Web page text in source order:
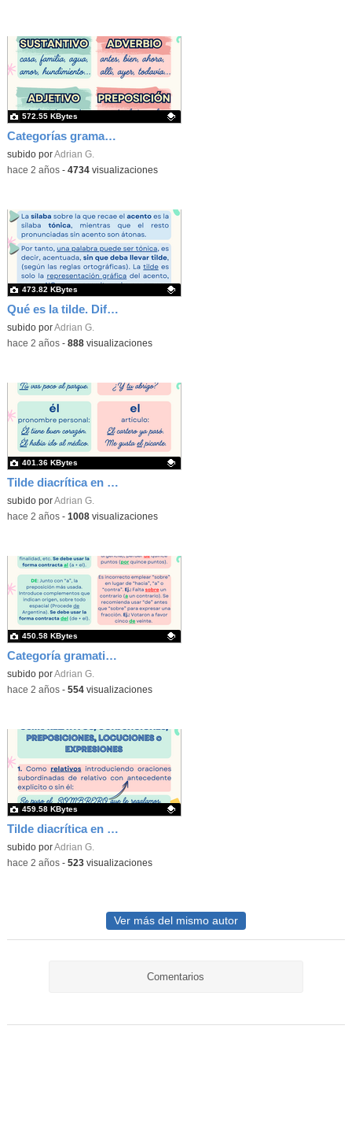
Categorías gramaticales 1 - Clases de palabras (Adrián García Fernández)
Contenido educativo.
subido porAdrian G.
572.55 KBytes
-hace 2 años- 4734visualizaciones
Qué es la tilde. Diferencias con el acento. Funciones (Adrián García Fernández)
Contenido educativo.
subido porAdrian G.
473.82 KBytes
-hace 2 años- 888visualizaciones
Tilde diacrítica en monosílabos 1 (Adrián García Fernández)
Contenido educativo.
subido porAdrian G.
401.36 KBytes
-hace 2 años- 1008visualizaciones
Categoría gramatical 7 - Preposiciones (Adrián García Fernández)
Contenido educativo.
subido porAdrian G.
450.58 KBytes
-hace 2 años- 554visualizaciones
Tilde diacrítica en conjunciones y relativos (Adrián García Fernández)
Contenido educativo.
subido porAdrian G.
459.58 KBytes
-hace 2 años- 523visualizaciones
Ver más del mismo autor
Comentarios